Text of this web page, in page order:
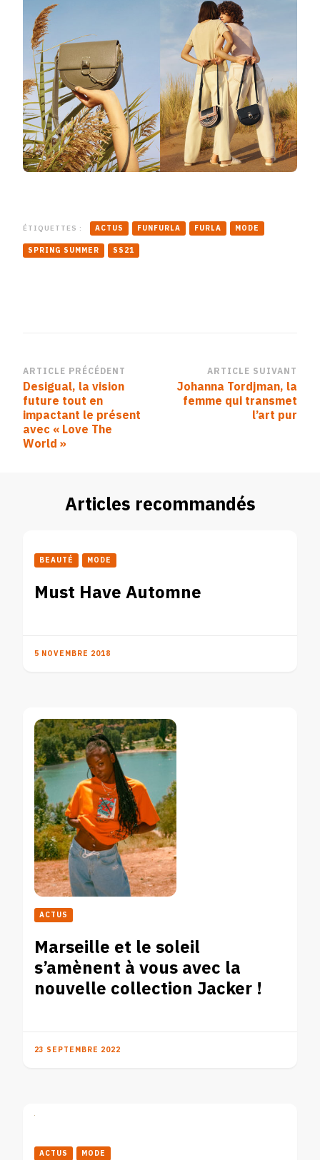
ÉTIQUETTES : ACTUS FUNFURLA FURLA
MODE
SPRING SUMMER
SS21
Navigation
d’article
ARTICLE PRÉCÉDENT
Desigual, la vision
future tout en
impactant le présent
avec « Love The
World »
ARTICLE SUIVANT
Johanna Tordjman, la
femme qui transmet
l’art pur
Articles recommandés
BEAUTÉ MODE
Must Have Automne
5 NOVEMBRE 2018
ACTUS
Marseille et le soleil
s’amènent à vous avec la
nouvelle collection Jacker !
23 SEPTEMBRE 2022
ACTUS MODE